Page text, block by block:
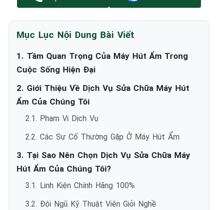
Mục Lục Nội Dung Bài Viết
1. Tầm Quan Trọng Của Máy Hút Ẩm Trong
Cuộc Sống Hiện Đại
2. Giới Thiệu Về Dịch Vụ Sửa Chữa Máy Hút
Ẩm Của Chúng Tôi
2.1. Phạm Vi Dịch Vụ
2.2. Các Sự Cố Thường Gặp Ở Máy Hút Ẩm
3. Tại Sao Nên Chọn Dịch Vụ Sửa Chữa Máy
Hút Ẩm Của Chúng Tôi?
3.1. Linh Kiện Chính Hãng 100%
3.2. Đội Ngũ Kỹ Thuật Viên Giỏi Nghề